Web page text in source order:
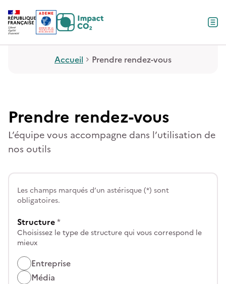
Contenu
Menu
Pied de page
Accueil Prendre rendez-vous
Prendre rendez-vous
L’équipe vous accompagne dans l’utilisation de
nos outils
Les champs marqués d’un astérisque (*) sont
obligatoires.
Structure*
Choisissez le type de structure qui vous correspond le
mieux
Entreprise
Média